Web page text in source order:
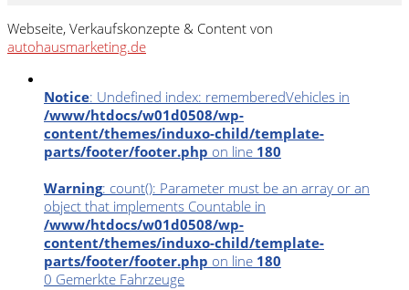
Webseite, Verkaufskonzepte & Content von
autohausmarketing.de
Notice: Undefined index: rememberedVehicles in
/www/htdocs/w01d0508/wp-
content/themes/induxo-child/template-
parts/footer/footer.php on line 180
Warning: count(): Parameter must be an array or an
object that implements Countable in
/www/htdocs/w01d0508/wp-
content/themes/induxo-child/template-
parts/footer/footer.php on line 180
0 Gemerkte Fahrzeuge